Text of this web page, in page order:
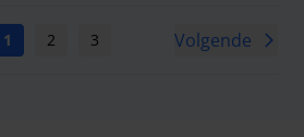
1 2 3 5 6 7
Volgende